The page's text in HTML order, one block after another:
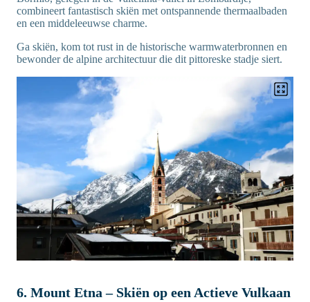
combineert fantastisch skiën met ontspannende thermaalbaden
en een middeleeuwse charme.
Ga skiën, kom tot rust in de historische warmwaterbronnen en
bewonder de alpine architectuur die dit pittoreske stadje siert.
6. Mount Etna – Skiën op een Actieve Vulkaan